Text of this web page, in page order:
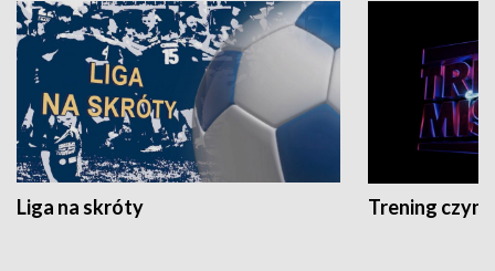
Liga na skróty Trening czyni